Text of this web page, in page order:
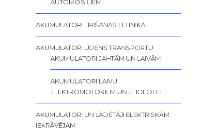
AUTOMOBIĻIEM
AKUMULATORI TĪRĪŠANAS TEHNIKAI
AKUMULATORI ŪDENS TRANSPORTU
AKUMULATORI JAHTĀM UN LAIVĀM
AKUMULATORI LAIVU
ELEKTROMOTORIEM UN EHOLOTEI
AKUMULATORI UN LĀDĒTĀJI ELEKTRISKĀM
IEKRĀVĒJAM